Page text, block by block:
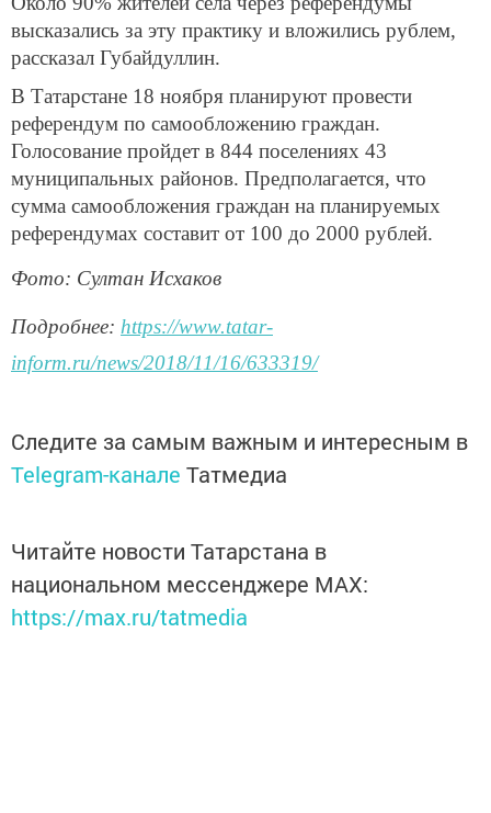
высказались за эту практику и вложились рублем,
рассказал Губайдуллин.
В Татарстане 18 ноября планируют провести
референдум по самообложению граждан.
Голосование пройдет в 844 поселениях 43
муниципальных районов. Предполагается, что
сумма самообложения граждан на планируемых
референдумах составит от 100 до 2000 рублей.
Фото: Султан Исхаков
Подробнее: https://www.tatar-
inform.ru/news/2018/11/16/633319/
Следите за самым важным и интересным в
Telegram-канале Татмедиа
Читайте новости Татарстана в
национальном мессенджере MАХ:
https://max.ru/tatmedia